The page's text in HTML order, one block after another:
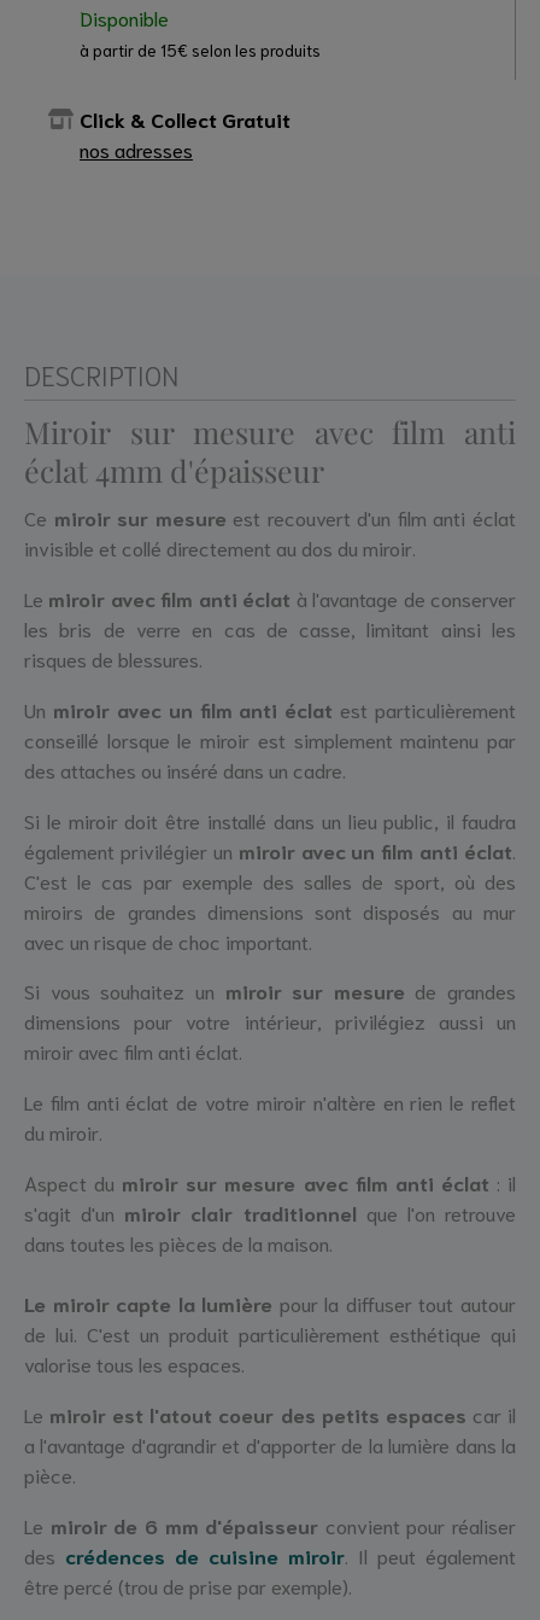
Disponible
à partir de 15€ selon les produits
Click & Collect Gratuit
nos adresses
DESCRIPTION
Miroir sur mesure avec film anti
éclat 4mm d'épaisseur
Ce miroir sur mesure est recouvert d'un film anti éclat
invisible et collé directement au dos du miroir.
Le miroir avec film anti éclat à l'avantage de conserver
les bris de verre en cas de casse, limitant ainsi les
risques de blessures.
Un miroir avec un film anti éclat est particulièrement
conseillé lorsque le miroir est simplement maintenu par
des attaches ou inséré dans un cadre.
Si le miroir doit être installé dans un lieu public, il faudra
également privilégier un miroir avec un film anti éclat
C'est le cas par exemple des salles de sport, où des
miroirs de grandes dimensions sont disposés au mur
avec un risque de choc important.
Si vous souhaitez un miroir sur mesure de grandes
dimensions pour votre intérieur, privilégiez aussi un
miroir avec film anti éclat.
Le film anti éclat de votre miroir n'altère en rien le reflet
du miroir.
Aspect du miroir sur mesure avec film anti éclat : il
s'agit d'un miroir clair traditionnel que l'on retrouve
dans toutes les pièces de la maison.
Le miroir capte la lumière pour la diffuser tout autour
de lui. C'est un produit particulièrement esthétique qui
valorise tous les espaces.
Le miroir est l'atout coeur des petits espaces car il
a l'avantage d'agrandir et d'apporter de la lumière dans la
pièce.
Le miroir de 6 mm d'épaisseur convient pour réaliser
des crédences de cuisine miroir . Il peut également
être percé (trou de prise par exemple).